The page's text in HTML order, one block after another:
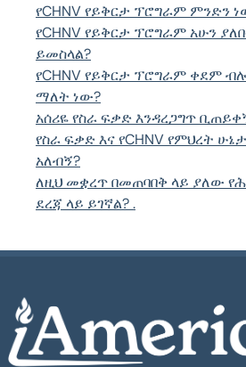
የCHNV የይቅርታ ፕሮግራም ምንድን
የCHNV የይቅርታ ፕሮግራም አሁን
ይመስላል?
የCHNV የይቅርታ ፕሮግራም ቀደም
ማለት ነው?
አሰሪዬ የስራ ፍቃድ እንዳረጋግጥ
የስራ ፍቃድ እና የCHNV የምህረት
አለብኝ?
ለዚህ መቋረጥ በመጠባበቅ ላይ ያለው
ደረጃ ላይ ይገኛል? .